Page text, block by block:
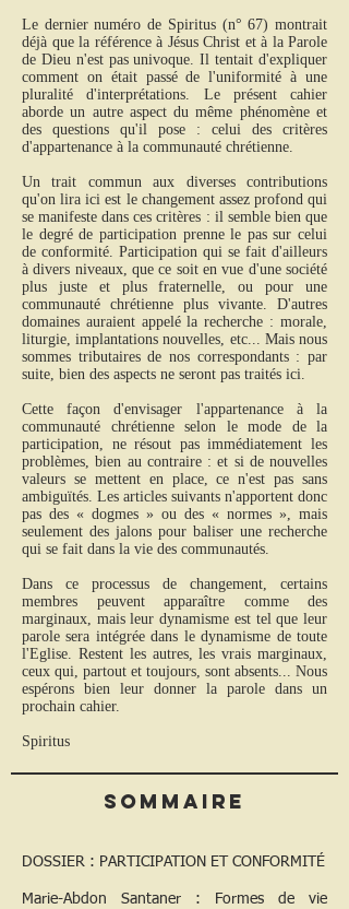
Le dernier numéro de Spiritus (n° 67) montrait
déjà que la référence à Jésus Christ et à la Parole
de Dieu n'est pas univoque. Il tentait d'expliquer
comment on était passé de l'uniformité à une
pluralité d'interprétations. Le présent cahier
aborde un autre aspect du même phénomène et
des questions qu'il pose : celui des critères
d'appartenance à la communauté chrétienne.
Un trait commun aux diverses contributions
qu'on lira ici est le changement assez profond qui
se manifeste dans ces critères : il semble bien que
le degré de participation prenne le pas sur celui
de conformité. Participation qui se fait d'ailleurs
à divers niveaux, que ce soit en vue d'une société
plus juste et plus fraternelle, ou pour une
communauté chrétienne plus vivante. D'autres
domaines auraient appelé la recherche : morale,
liturgie, implantations nouvelles, etc... Mais nous
sommes tributaires de nos correspondants : par
suite, bien des aspects ne seront pas traités ici.
Cette façon d'envisager l'appartenance à la
communauté chrétienne selon le mode de la
participation, ne résout pas immédiatement les
problèmes, bien au contraire : et si de nouvelles
valeurs se mettent en place, ce n'est pas sans
ambiguïtés. Les articles suivants n'apportent donc
pas des « dogmes » ou des « normes », mais
seulement des jalons pour baliser une recherche
qui se fait dans la vie des communautés.
Dans ce processus de changement, certains
membres peuvent apparaître comme des
marginaux, mais leur dynamisme est tel que leur
parole sera intégrée dans le dynamisme de toute
l'Eglise. Restent les autres, les vrais marginaux,
ceux qui, partout et toujours, sont absents... Nous
espérons bien leur donner la parole dans un
prochain cahier.
Spiritus
Sommaire
DOSSIER : PARTICIPATION ET CONFORMITÉ
Marie-Abdon Santaner : Formes de vie